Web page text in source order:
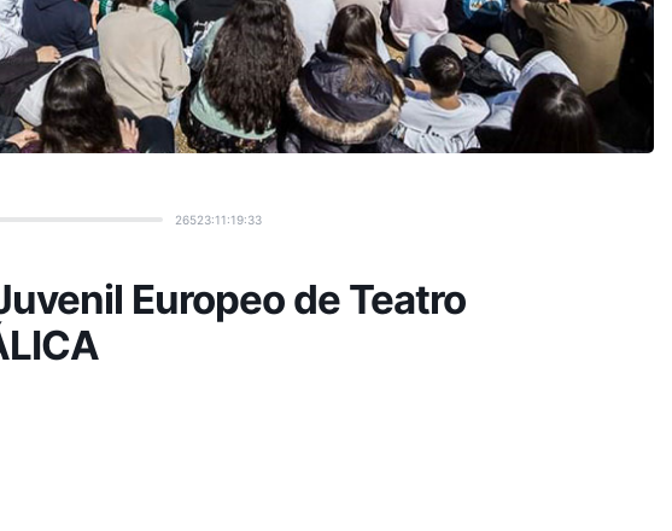
26523:11:19:32
Europeo de Teatro